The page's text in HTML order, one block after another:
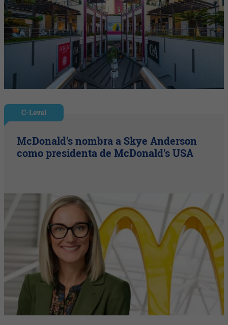
C-Level
McDonald's nombra a Skye Anderson
como presidenta de McDonald's USA